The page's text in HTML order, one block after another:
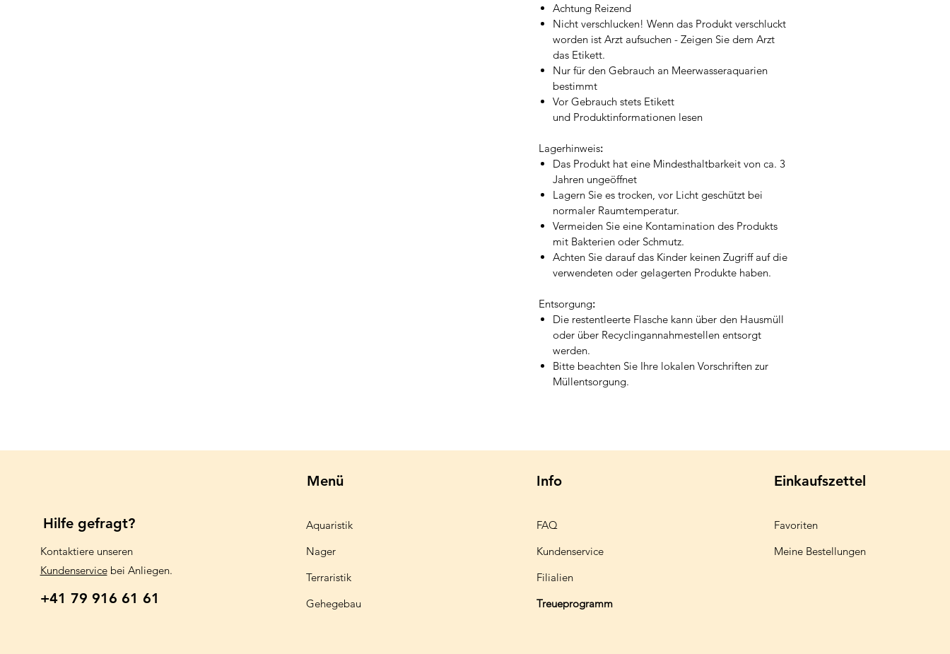
Achtung Reizend
Nicht verschlucken! Wenn das Produkt verschluckt
worden ist Arzt aufsuchen - Zeigen Sie dem Arzt
das Etikett.
Nur für den Gebrauch an Meerwasseraquarien
bestimmt
Vor Gebrauch stets Etikett
und Produktinformationen lesen
Lagerhinweis:
Das Produkt hat eine Mindesthaltbarkeit von ca. 3
Jahren ungeöffnet
Lagern Sie es trocken, vor Licht geschützt bei
normaler Raumtemperatur.
Vermeiden Sie eine Kontamination des Produkts
mit Bakterien oder Schmutz.
Achten Sie darauf das Kinder keinen Zugriff auf die
verwendeten oder gelagerten Produkte haben.
Entsorgung:
Die restentleerte Flasche kann über den Hausmüll
oder über Recyclingannahmestellen entsorgt
werden.
Bitte beachten Sie Ihre lokalen Vorschriften zur
Müllentsorgung.
Hilfe gefragt?
Kontaktiere unseren
Kundenservicebei Anliegen.
+41 79 916 61 61
Menü
Aquaristik
Nager
Terraristik
Gehegebau
Info
FAQ
Kundenservice
Filialien
Treueprogramm
Einkaufszettel
Favoriten
Meine Bestellungen